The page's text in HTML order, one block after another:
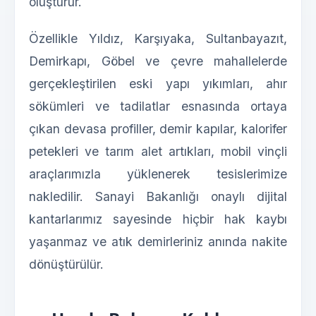
Özellikle Yıldız, Karşıyaka, Sultanbayazıt,
Demirkapı, Göbel ve çevre mahallelerde
gerçekleştirilen eski yapı yıkımları, ahır
sökümleri ve tadilatlar esnasında ortaya
çıkan devasa profiller, demir kapılar, kalorifer
petekleri ve tarım alet artıkları, mobil vinçli
araçlarımızla yüklenerek tesislerimize
nakledilir. Sanayi Bakanlığı onaylı dijital
kantarlarımız sayesinde hiçbir hak kaybı
yaşanmaz ve atık demirleriniz anında nakite
dönüştürülür.